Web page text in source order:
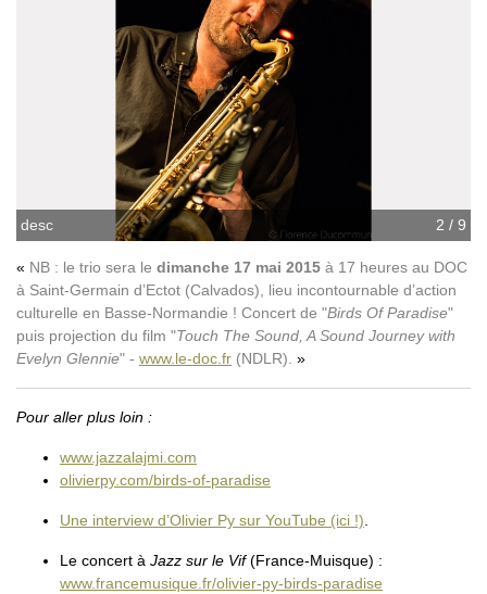
2 / 9
desc
NB : le trio sera le dimanche 17 mai 2015 à 17 heures au DOC
à Saint-Germain d’Ectot (Calvados), lieu incontournable d’action
culturelle en Basse-Normandie ! Concert de "Birds Of Paradise"
puis projection du film "Touch The Sound, A Sound Journey with
Evelyn Glennie" - www.le-doc.fr (NDLR).
Pour aller plus loin :
www.jazzalajmi.com
olivierpy.com/birds-of-paradise
Une interview d’Olivier Py sur YouTube (ici !).
Le concert à Jazz sur le Vif(France-Muisque) :
www.francemusique.fr/olivier-py-birds-paradise